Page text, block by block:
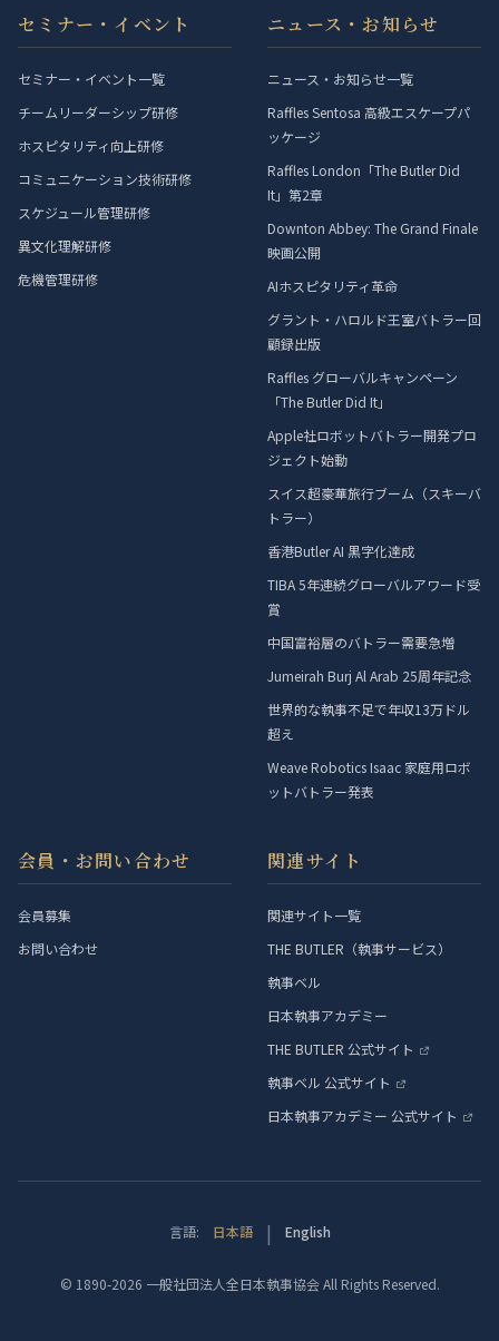
セミナー・イベント
セミナー・イベント一覧
チームリーダーシップ研修
ホスピタリティ向上研修
コミュニケーション技術研修
スケジュール管理研修
異文化理解研修
危機管理研修
ニュース・お知らせ
ニュース・お知らせ一覧
Raffles Sentosa 高級エスケープパ
ッケージ
Raffles London「The Butler Did
It」第2章
Downton Abbey: The Grand Finale
映画公開
AIホスピタリティ革命
グラント・ハロルド王室バトラー回
顧録出版
Raffles グローバルキャンペーン
「The Butler Did It」
Apple社ロボットバトラー開発プロ
ジェクト始動
スイス超豪華旅行ブーム（スキーバ
トラー）
香港Butler AI 黒字化達成
TIBA 5年連続グローバルアワード受
賞
中国富裕層のバトラー需要急増
Jumeirah Burj Al Arab 25周年記念
世界的な執事不足で年収13万ドル
超え
Weave Robotics Isaac 家庭用ロボ
ットバトラー発表
会員・お問い合わせ
会員募集
お問い合わせ
関連サイト
関連サイト一覧
THE BUTLER（執事サービス）
執事ベル
日本執事アカデミー
THE BUTLER 公式サイト
執事ベル 公式サイト
日本執事アカデミー 公式サイト
言語: 日本語 | English
© 1890-2026 一般社団法人全日本執事協会 All Rights Reserved.